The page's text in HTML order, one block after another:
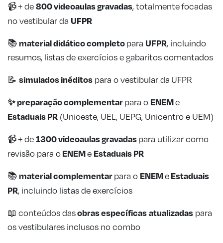
📹 + de800 videoaulas gravadas, totalmente focadas
no vestibular da UFPR
📚material didático completopara UFPR, incluindo
resumos, listas de exercícios e gabaritos comentados
📝 simulados inéditos para o vestibular da UFPR
✨ preparação complementarpara o ENEMe
Estaduais PR (Unioeste, UEL, UEPG, Unicentro e UEM)
📹 + de1300 videoaulas gravadaspara utilizar como
revisão para oENEMe Estaduais PR
📚material complementarpara o ENEMeEstaduais
PR, incluindo listas de exercícios
📖 conteúdos dasobras específicasatualizadas para
os vestibulares inclusos no combo